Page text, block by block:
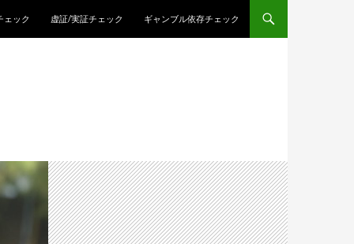
ェック 虚証/実証チェック ギャンブル依存チェック